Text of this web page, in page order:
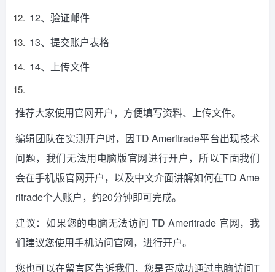
12、验证邮件
13、提交账户表格
14、上传文件
推荐大家使用官网开户，方便填写资料、上传文件。
编辑团队在实测开户时，因TD Ameritrade平台出现技术
问题，我们无法用电脑版官网进行开户，所以下面我们
会在手机版官网开户，以及中文介面讲解如何在TD Ame
ritrade个人账户，约20分钟即可完成。
建议：如果您的电脑无法访问 TD Ameritrade 官网，我
们建议您使用手机访问官网，进行开户。
您也可以在留言区告诉我们，您是否成功通过电脑访问T